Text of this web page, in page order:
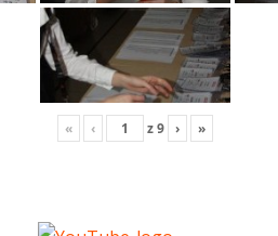
« ‹ z9 › »